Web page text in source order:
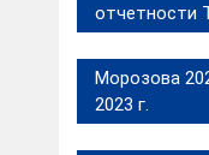
отчетности
Морозова
2023 г.